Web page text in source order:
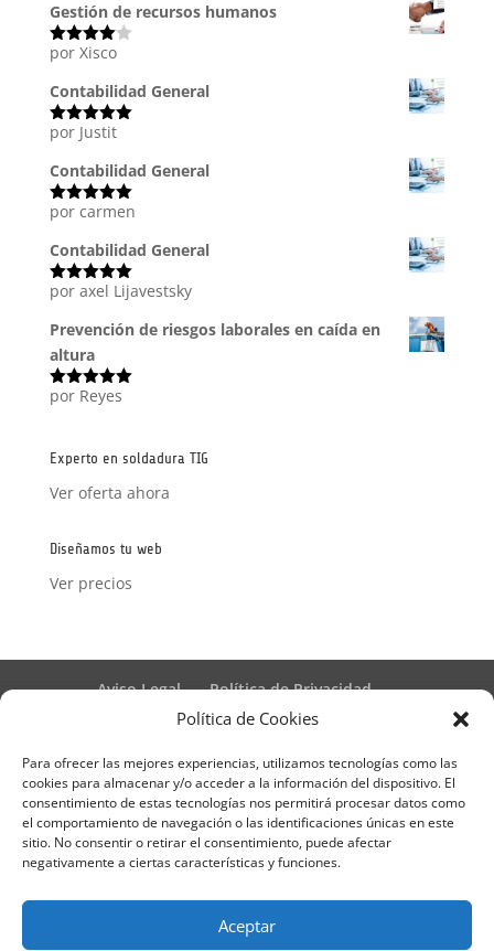
Política de Cookies
Para ofrecer las mejores experiencias, utilizamos tecnologías como las
cookies para almacenar y/o acceder a la información del dispositivo. El
consentimiento de estas tecnologías nos permitirá procesar datos como
el comportamiento de navegación o las identificaciones únicas en este
sitio. No consentir o retirar el consentimiento, puede afectar
negativamente a ciertas características y funciones.
Aceptar
Gestión de recursos humanos
Valorado
5
por Xisco
Contabilidad General
Valorado
por Justit
Contabilidad General
Valorado
por carmen
Contabilidad General
Valorado
por axel Lijavestsky
Prevención de riesgos laborales en caída en
altura
Valorado
por Reyes
Experto en soldadura TIG
Ver oferta ahora
Diseñamos tu web
Ver precios
Aviso Legal
Política de Privacidad
Términos y condiciones – Contrato de matrícula
Formulario de Datos necesarios para alta
Métodos de pago SEQURA
Métodos de pago
Formulario de Acción Formativa
Formulario de responsabilidad de APPCC
Plantilla formación bonificada
Formulario uso de imagen
Centros colaboradores